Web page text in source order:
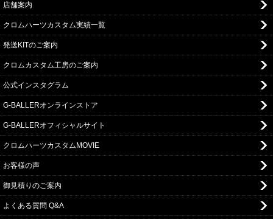
店舗案内
クロムハーツカスタム実績一覧
発送KITのご案内
クロムカスタム工房のご案内
公式インスタグラム
G-BALLERオンラインストア
G-BALLERオフィシャルサイト
クロムハーツカスタムMOVIE
お客様の声
御見積りのご案内
よくある質問 Q&A